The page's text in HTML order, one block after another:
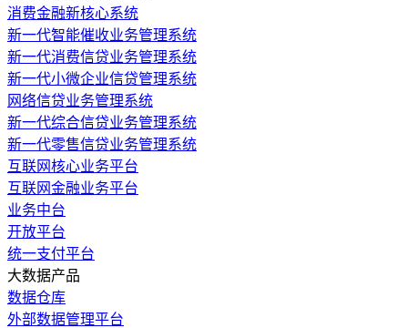
消费金融新核心系统
新一代智能催收业务管理系统
新一代消费信贷业务管理系统
新一代小微企业信贷管理系统
网络信贷业务管理系统
新一代综合信贷业务管理系统
新一代零售信贷业务管理系统
互联网核心业务平台
互联网金融业务平台
业务中台
开放平台
统一支付平台
大数据产品
数据仓库
外部数据管理平台